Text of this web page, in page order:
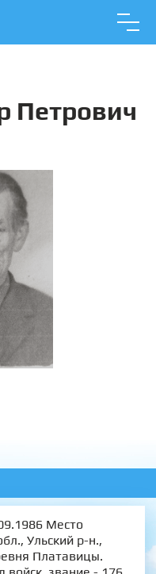
Петрович
Место
Ульский р-н.,
Платавицы.